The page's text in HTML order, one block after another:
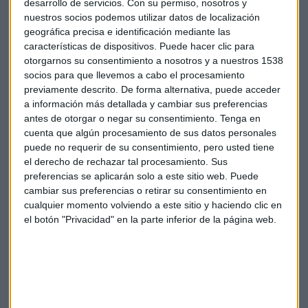
desarrollo de servicios. Con su permiso, nosotros y
nuestros socios podemos utilizar datos de localización
geográfica precisa e identificación mediante las
características de dispositivos. Puede hacer clic para
otorgarnos su consentimiento a nosotros y a nuestros 1538
socios para que llevemos a cabo el procesamiento
previamente descrito. De forma alternativa, puede acceder
a información más detallada y cambiar sus preferencias
antes de otorgar o negar su consentimiento. Tenga en
cuenta que algún procesamiento de sus datos personales
puede no requerir de su consentimiento, pero usted tiene
el derecho de rechazar tal procesamiento. Sus
preferencias se aplicarán solo a este sitio web. Puede
cambiar sus preferencias o retirar su consentimiento en
cualquier momento volviendo a este sitio y haciendo clic en
el botón "Privacidad" en la parte inferior de la página web.
Más allá de los datos, este fenómeno refleja un cambio
silencioso en el modelo familiar, donde los flujos de ayuda
económica ya no se dirigen únicamente de padres a hijos en
edades tempranas, sino que se prolongan durante décadas.
De hecho, el mismo estudio elaborado por Fundación
Mapfre revela que cerca del 40% de esas ayudas se dirige a
adultos de entre 30 y 40 años, justo en el momento vital en el
que coinciden emancipación, la crianza de los hijos o la
compra de una vivienda. Una vivienda que para muchos es
el principal motivo de este fenómeno. Son el sostén
principal de muchas familias. Los padres ayudan cada vez
más. Esta es la nueva realidad en España.